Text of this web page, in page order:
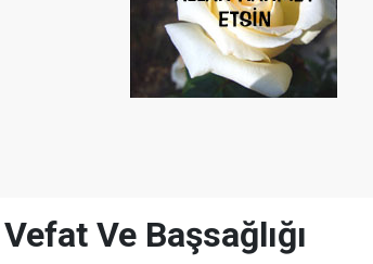
Vefat Ve Başsağlığı